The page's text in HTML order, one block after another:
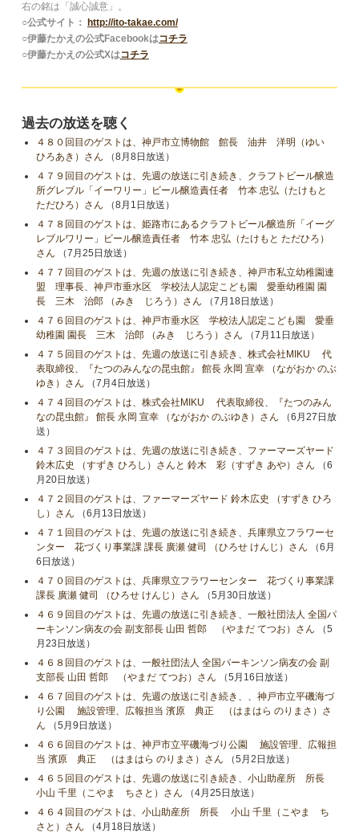
右の銘は「誠心誠意」。
○公式サイト：
http://ito-takae.com/
○伊藤たかえの公式Facebookはコチラ
○伊藤たかえの公式Xはコチラ
過去の放送を聴く
４８０回目のゲストは、神戸市立博物館 館長 油井 洋明（ゆい
ひろあき）さん （8月8日放送）
４７９回目のゲストは、先週の放送に引き続き、クラフトビール醸造
所グレブル「イーワリー」ビール醸造責任者 竹本 忠弘（たけもと
ただひろ）さん （8月1日放送）
４７８回目のゲストは、姫路市にあるクラフトビール醸造所「イーグ
レブルワリー」ビール醸造責任者 竹本 忠弘（たけもと ただひろ）
さん （7月25日放送）
４７７回目のゲストは、先週の放送に引き続き、神戸市私立幼稚園連
盟 理事長、神戸市垂水区 学校法人認定こども園 愛垂幼稚園 園
長 三木 治郎 （みき じろう）さん （7月18日放送）
４７６回目のゲストは、神戸市垂水区 学校法人認定こども園 愛垂
幼稚園 園長 三木 治郎 （みき じろう）さん （7月11日放送）
４７５回目のゲストは、先週の放送に引き続き、株式会社MIKU 代
表取締役、『たつのみんなの昆虫館』 館長 永岡 宣幸 （ながおか のぶ
ゆき）さん （7月4日放送）
４７４回目のゲストは、株式会社MIKU 代表取締役、『たつのみん
なの昆虫館』 館長 永岡 宣幸 （ながおか のぶゆき）さん （6月27日放
送）
４７３回目のゲストは、先週の放送に引き続き、ファーマーズヤード
鈴木広史 （すずき ひろし）さんと 鈴木 彩（すずき あや）さん （6
月20日放送）
４７２回目のゲストは、ファーマーズヤード 鈴木広史 （すずき ひろ
し）さん （6月13日放送）
４７１回目のゲストは、先週の放送に引き続き、兵庫県立フラワーセ
ンター 花づくり事業課 課長 廣瀬 健司 （ひろせ けんじ）さん （6月
6日放送）
４７０回目のゲストは、兵庫県立フラワーセンター 花づくり事業課
課長 廣瀬 健司 （ひろせ けんじ）さん （5月30日放送）
４６９回目のゲストは、先週の放送に引き続き、一般社団法人 全国パ
ーキンソン病友の会 副支部長 山田 哲郎 （やまだ てつお）さん （5
月23日放送）
４６８回目のゲストは、一般社団法人 全国パーキンソン病友の会 副
支部長 山田 哲郎 （やまだ てつお）さん （5月16日放送）
４６７回目のゲストは、先週の放送に引き続き、、神戸市立平磯海づ
り公園 施設管理、広報担当 濱原 典正 （はまはら のりまさ）さ
ん （5月9日放送）
４６６回目のゲストは、神戸市立平磯海づり公園 施設管理、広報担
当 濱原 典正 （はまはら のりまさ）さん （5月2日放送）
４６５回目のゲストは、先週の放送に引き続き、小山助産所 所長
小山​ 千里（こやま ちさと）さん （4月25日放送）
４６４回目のゲストは、小山助産所 所長 小山​ 千里（こやま ち
さと）さん （4月18日放送）